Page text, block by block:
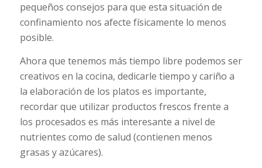
pequeños consejos para que esta situación de
confinamiento nos afecte físicamente lo menos
posible.
Ahora que tenemos más tiempo libre podemos ser
creativos en la cocina, dedicarle tiempo y cariño a
la elaboración de los platos es importante,
recordar que utilizar productos frescos frente a
los procesados es más interesante a nivel de
nutrientes como de salud (contienen menos
grasas y azúcares).